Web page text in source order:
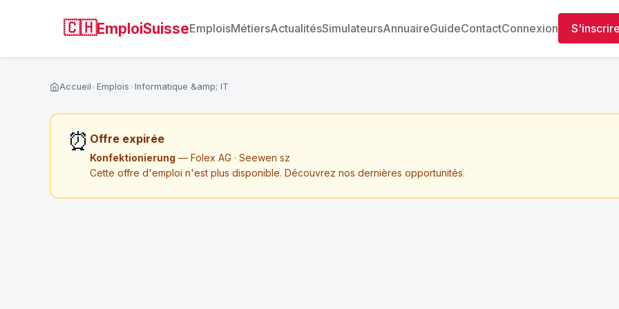
🇨🇭EmploiSuisseEmploisMétiersActualitésSimulateursAnnuaireGuideContactConnexion
Accueil Emplois Informatique &amp; IT
⏰ Offre expirée
Konfektionierung — Folex AG · Seewen sz
Cette offre d'emploi n'est plus disponible. Découvrez nos dernières opportunités.